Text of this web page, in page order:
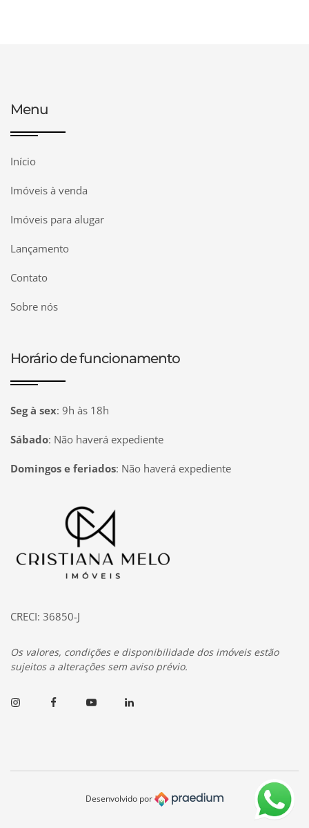
Menu
Início
Imóveis à venda
Imóveis para alugar
Lançamento
Contato
Sobre nós
Horário de funcionamento
Seg à sex: 9h às 18h
Sábado: Não haverá expediente
Domingos e feriados: Não haverá expediente
Página inicial
CRECI: 36850-J
Os valores, condições e disponibilidade dos imóveis estão
sujeitos a alterações sem aviso prévio.
InstagramFacebookYoutubeLinkedin
Desenvolvido por